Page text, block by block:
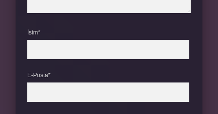
İsim*
E-Posta*